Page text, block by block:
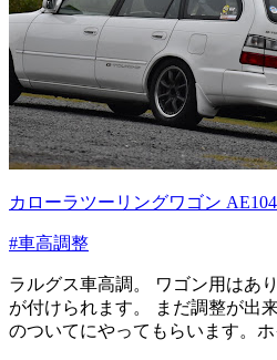
カローラツーリングワゴン
#車高調整
ラルグス車高調。 ワゴン用はあ
が付けられます。 まだ調整が出
のついてにやってもらいます。